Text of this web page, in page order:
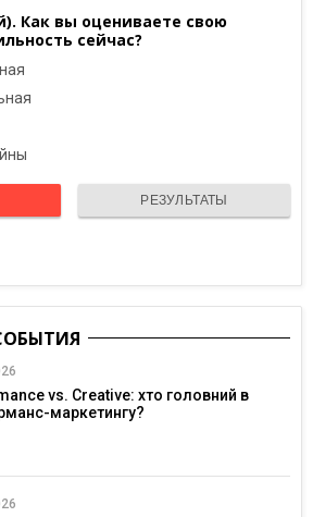
Как вы оцениваете свою
сейчас?
РЕЗУЛЬТАТЫ
vs. Creative: хто головний в
маркетингу?